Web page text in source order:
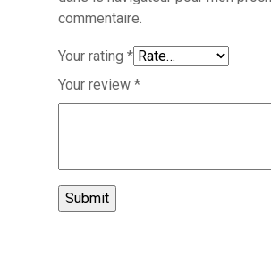
commentaire.
Your rating *
Your review *